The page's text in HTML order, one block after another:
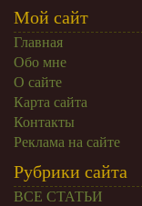
Мой сайт
Главная
Обо мне
О сайте
Карта сайта
Контакты
Реклама на сайте
Рубрики сайта
ВСЕ СТАТЬИ